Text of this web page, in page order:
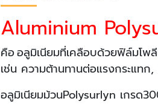
Aluminium
คือ อลูมิเนียมที่เคลือบด้วยฟิล์มโพ
เช่น ความต้านทานต่อแรงกระแท
อลูมิเนียมม้วนPolysurlyn เกรด